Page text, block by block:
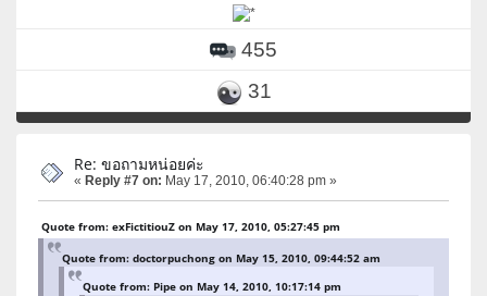
455
31
Re: ขอถามหน่อยค่ะ
« Reply #7 on: May 17, 2010, 06:40:28 pm »
Quote from: exFictitiouZ on May 17, 2010, 05:27:45 pm
Quote from: doctorpuchong on May 15, 2010, 09:44:52 am
Quote from: Pipe on May 14, 2010, 10:17:14 pm